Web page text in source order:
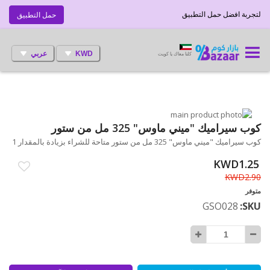
حمل التطبيق لتجربة افضل حمل التطبيق
KWD عربي كلنا معاك يا كويت
انتقل
إلى
النهاية
معرض
الصور
تخطي
إلى
معرض
الصور
كوب سيراميك "ميني ماوس" 325 مل من ستور
كوب سيراميك "ميني ماوس" 325 مل من ستور متاحة للشراء بزيادة بالمقدار 1
KWD1.25
KWD2.90
متوفر
SKU
GSO028